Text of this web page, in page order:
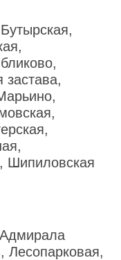
застава,
Шипиловская
Лесопарковая,